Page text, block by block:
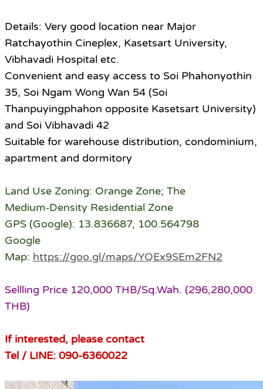
Details: Very good location near Major
Ratchayothin Cineplex, Kasetsart University,
Vibhavadi Hospital etc.
Convenient and easy access to Soi Phahonyothin
35, Soi Ngam Wong Wan 54 (Soi
Thanpuyingphahon opposite Kasetsart University)
and Soi Vibhavadi 42
Suitable for warehouse distribution, condominium,
apartment and dormitory
Land Use Zoning: Orange Zone; The
Medium‑Density Residential Zone
GPS (Google): 13.836687, 100.564798
Google
Map: https://goo.gl/maps/YQEx9SEm2FN2
Sellling Price 120,000 THB/Sq.Wah. (296,280,000
THB)
If interested, please contact
Tel / LINE: 090-6360022